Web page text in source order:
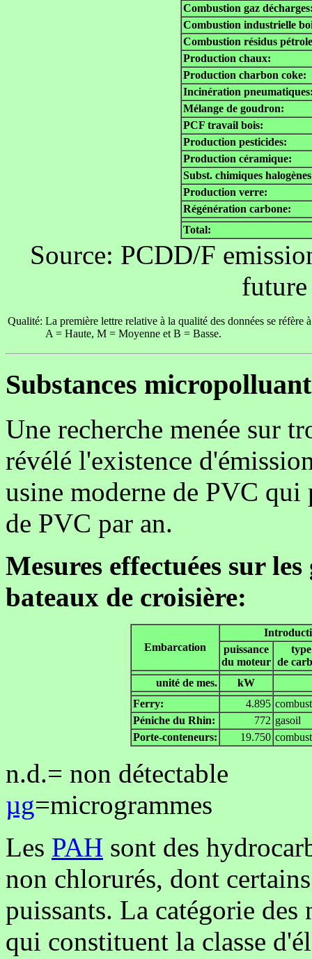
Combustion gaz
Combustion industrielle
Combustion résidus
Production chaux:
Production charbon coke:
Incinération
Mélange de goudron:
PCF travail bois:
Production pesticides:
Production céramique:
Subst. chimiques
Production verre:
Régénération carbone:
Total:
Source: PCDD/F
Qualité: La première lettre relative à la qualité des données se
A = Haute, M = Moyenne et B = Basse.
Substances
Une recherche menée sur
révélé l'existence
usine moderne de PVC qui
de PVC par an.
Mesures effectuées sur
bateaux de croisière:
Embarcation
puissance
du moteur
type
de
unité de mes.
kW
Ferry:
4.895
Péniche du Rhin:
772 gasoil
Porte-conteneurs:
19.750
n.d.= non détectable
µg=microgrammes
Les PAH sont des
non chlorurés, dont
puissants. La catégorie des
qui constituent la classe